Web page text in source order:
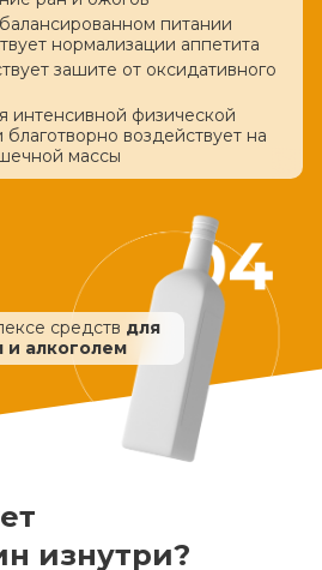
питании
нормализации аппетита
зашите от оксидативного
интенсивной физической
благотворно воздействует на
массы
средств для
и алкоголем
изнутри?